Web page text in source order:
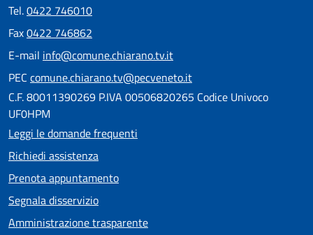
Tel.0422 746010
Fax0422 746862
E-mail info@comune.chiarano.tv.it
PEC comune.chiarano.tv@pecveneto.it
C.F. 80011390269 P.IVA 00506820265 Codice Univoco
UF0HPM
Leggi le domande frequenti
Richiedi assistenza
Prenota appuntamento
Segnala disservizio
Amministrazione trasparente